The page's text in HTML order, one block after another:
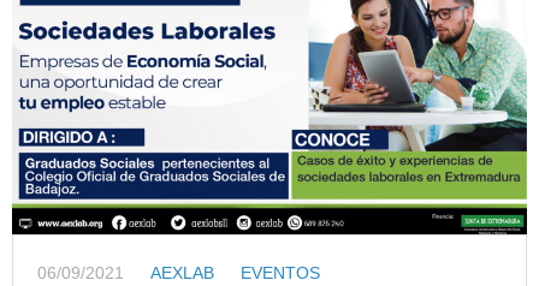
06/09/2021 AEXLAB EVENTOS